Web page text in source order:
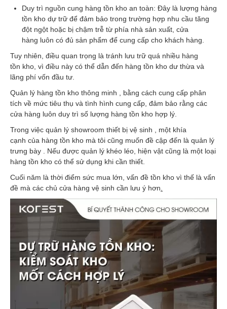
Duy trì nguồn cung hàng tồn kho an toàn: Đây là lượng hàng
tồn kho dự trữ để đảm bảo trong trường hợp nhu cầu tăng
đột ngột hoặc bị chậm trễ từ phía nhà sản xuất, cửa
hàng luôn có đủ sản phẩm để cung cấp cho khách hàng.
Tuy nhiên, điều quan trọng là tránh lưu trữ quá nhiều hàng
tồn kho, vì điều này có thể dẫn đến hàng tồn kho dư thừa và
lãng phí vốn đầu tư.
Quản lý hàng tồn kho thông minh , bằng cách cung cấp phân
tích về mức tiêu thụ và tình hình cung cấp, đảm bảo rằng các
cửa hàng luôn duy trì số lượng hàng tồn kho hợp lý.
Trong việc quản lý showroom thiết bị vệ sinh , một khía
cạnh của hàng tồn kho mà tôi cũng muốn đề cập đến là quản lý
trưng bày . Nếu được quản lý khéo léo, hiện vật cũng là một loại
hàng tồn kho có thể sử dụng khi cần thiết.
Cuối năm là thời điểm sức mua lớn, vấn đề tồn kho vì thế là vấn
đề mà các chủ cửa hàng vệ sinh cần lưu ý hơn